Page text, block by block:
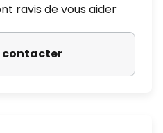
ravis de vous aider
contacter